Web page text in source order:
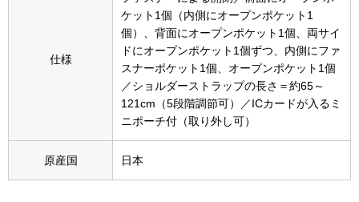
スニーカー
ブーツ
サンダル
仕様
ケット1個（内側にオープンポケット1
個）、背面にオープンポケット1個、両サイ
ドにオープンポケット1個ずつ、内側にファ
スナーポケット1個、オープンポケット1個
／ショルダーストラップの長さ＝約65～
121cm（5段階調節可）／ICカードが入るミ
ニポーチ付（取り外し可）
原産国 日本